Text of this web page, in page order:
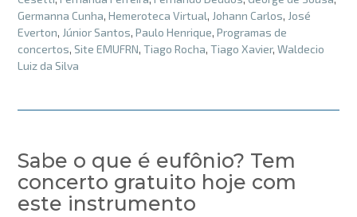
Germanna Cunha, Hemeroteca Virtual, Johann Carlos, José
Everton, Júnior Santos, Paulo Henrique, Programas de
concertos, Site EMUFRN, Tiago Rocha, Tiago Xavier, Waldecio
Luiz da Silva
Sabe o que é eufônio? Tem
concerto gratuito hoje com
este instrumento